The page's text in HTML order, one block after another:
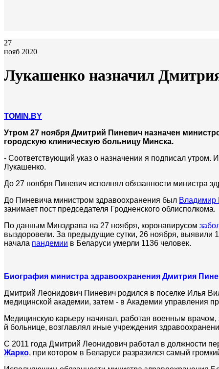
27
нояб 2020
Лукашенко назначил
TOMIN.BY
Утром 27 ноября Дмитрий Пиневич назначен
городскую клиническую больницу Минска.
- Соответствующий указ о назначении я подписал утром.
Лукашенко.
До 27 ноября Пиневич исполнял обязанности министра
До Пиневича министром здравоохранения был Владимир
занимает пост председателя Гродненского облисполкома.
По данным Минздрава на 27 ноября, коронавирусом
выздоровели. За предыдущие сутки, 26 ноября, выявили
начала пандемии в Беларуси умерли 1136 человек.
Биография министра здравоохранения Дмитрия
Дмитрий Леонидович Пиневич родился в поселке Илья
медицинской академии, затем - в Академии управления
Медицинскую карьеру начинал, работая военным
й больнице, возглавлял иные учреждения
С 2011 года Дмитрий Леонидович работал в должности
Жарко, при котором в Беларуси разразился самый